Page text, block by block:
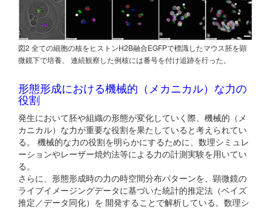
図2 全ての細胞の核をヒストンH2B融合EGFPで標識したマウス胚を顕
微鏡下で培養、 連続観察した例核には番号を付け追跡を行った。
形態形成における機械的（メカニカル）な力の
役割
発生において胚や組織の形態が変化していく際、機械的（メ
カニカル）な力が重要な役割を果たしていると考えられてい
る。 機械的な力の役割を明らかにするために、数理シミュレ
ーションやレーザー焼灼法等による力の計測実験を用いてい
る。
さらに、形態形成時の力の時空間分布パターンを、顕微鏡の
ライブイメージングデータに基づいた統計的推定法（ベイズ
推定／データ同化）を 開発することで解析している。数理シ